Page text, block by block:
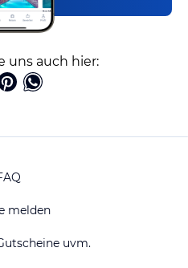
uns auch hier:
melden
uvm.